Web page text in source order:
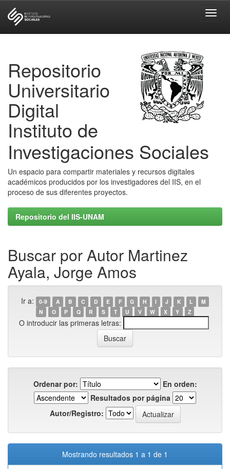
Repositorio
Universitario
Digital
Instituto de
Investigaciones Sociales
Un espacio para compartir materiales y recursos digitales
académicos producidos por los investigadores del IIS, en el
proceso de sus diferentes proyectos.
Repositorio del IIS-UNAM
Buscar por Autor Martinez
Ayala, Jorge Amos
Ir a: 0-9 A B C D E F G H I J K L
M
N
O P Q R S T U V W X Y Z
O introducir las primeras letras:
Ordenar por:
En orden:
Resultados por página
Autor/Registro:
Mostrando resultados 1 a 1 de 1